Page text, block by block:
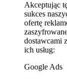
Akceptując
sukces
ofertę
dostawcami
ich usług:
Google Ads